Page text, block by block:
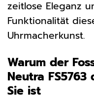
zeitlose Eleganz
Funktionalität
Uhrmacherkunst.
Warum der
Neutra
Sie ist